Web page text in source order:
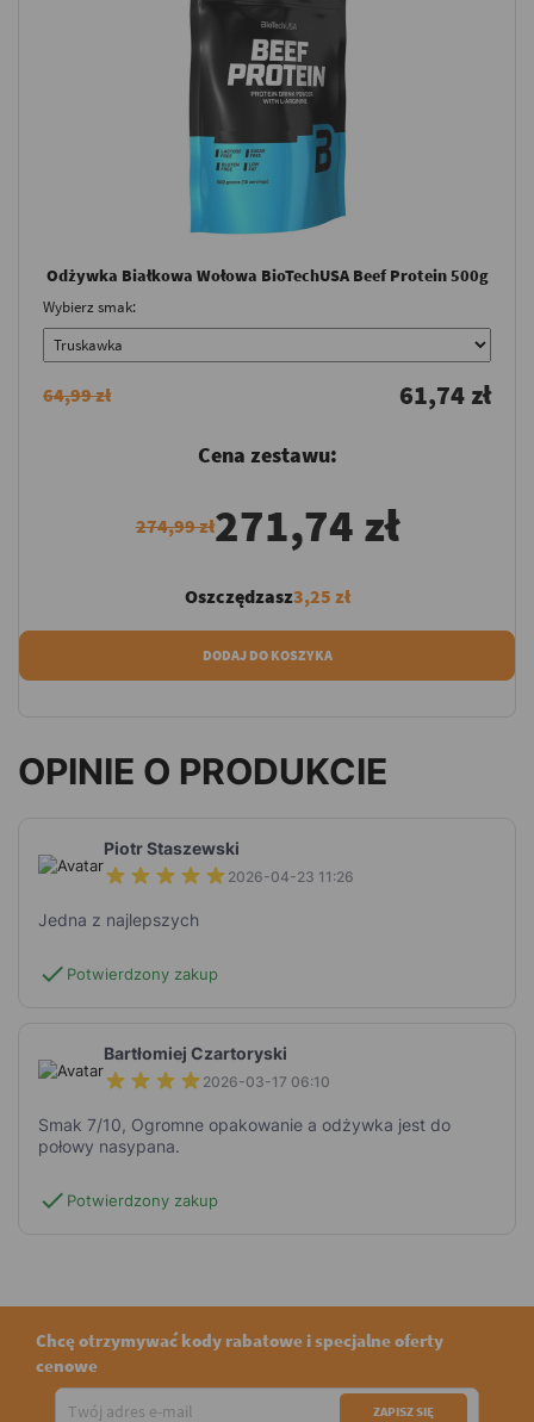
Odżywka Białkowa Wołowa BioTechUSA Beef Protein 500g
Wybierz smak:
64,99 zł 61,74 zł
Cena zestawu:
274,99 zł271,74 zł
Oszczędzasz3,25 zł
DODAJ DO KOSZYKA
OPINIE O PRODUKCIE
Piotr Staszewski
2026-04-23 11:26
Jedna z najlepszych
check Potwierdzony zakup
Bartłomiej Czartoryski
2026-03-17 06:10
Smak 7/10, Ogromne opakowanie a odżywka jest do
połowy nasypana.
check Potwierdzony zakup
Chcę otrzymywać kody rabatowe i specjalne oferty
cenowe